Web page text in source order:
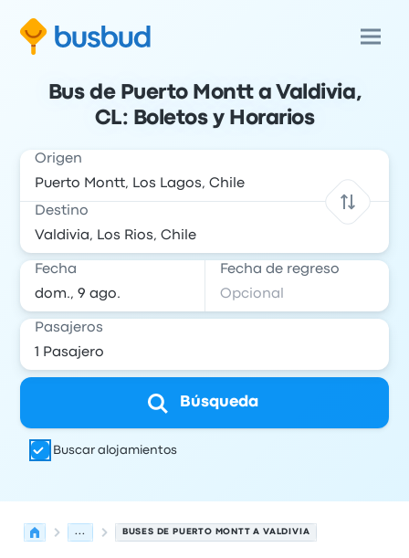
Bus de Puerto Montt a Valdivia,
CL: Boletos y Horarios
Origen
Destino
Fecha Fecha de regreso
Pasajeros
Búsqueda
Buscar alojamientos
... BUSES DE PUERTO MONTT A VALDIVIA